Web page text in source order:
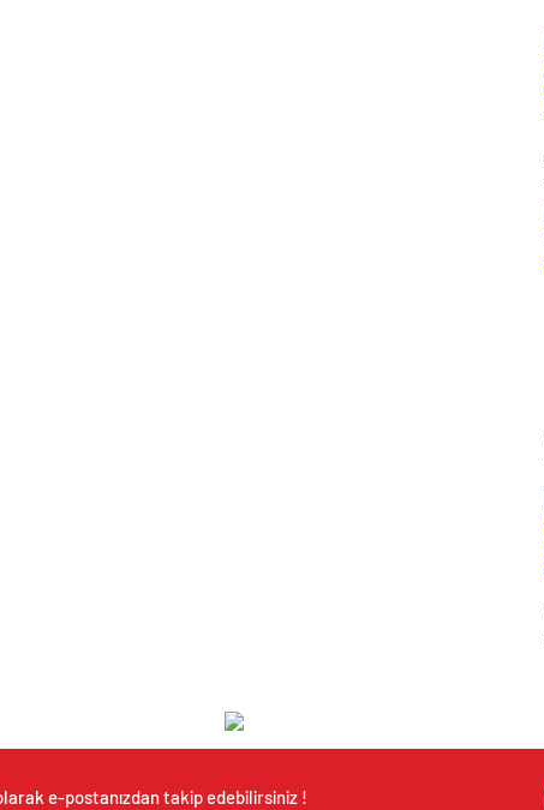
e-postanızdan takip edebilirsiniz !